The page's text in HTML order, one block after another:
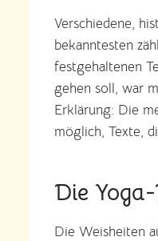
Verschiedene,
bekanntesten
festgehaltenen
gehen soll, war
Erklärung: Die
möglich, Texte,
Die
Die Weisheiten